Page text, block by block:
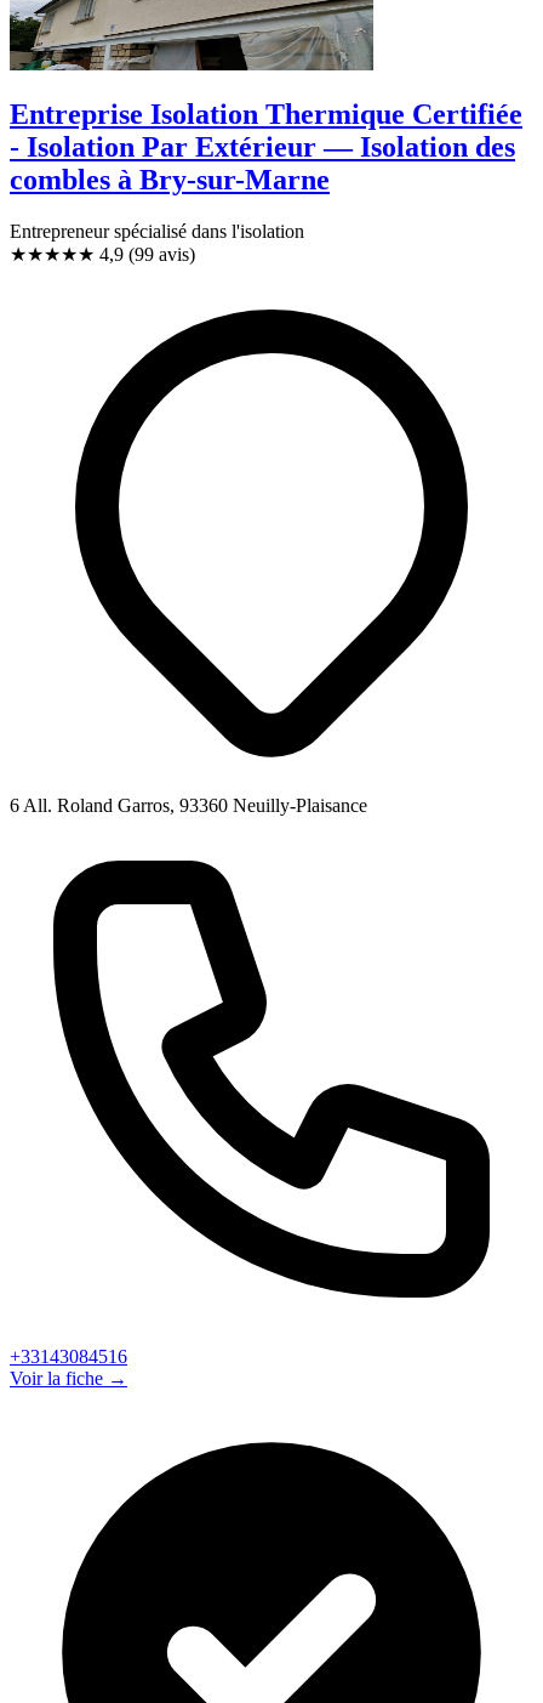
Entreprise Isolation Thermique Certifiée
- Isolation Par Extérieur — Isolation des
combles à Bry-sur-Marne
Entrepreneur spécialisé dans l'isolation
★★★★★ 4,9 (99 avis)
6 All. Roland Garros, 93360 Neuilly-Plaisance
+33143084516
Voir la fiche →